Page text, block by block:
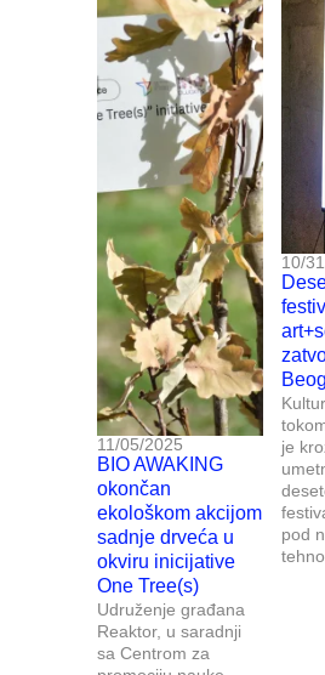
11/05/2025
BIO AWAKING
okončan
ekološkom akcijom
sadnje drveća u
okviru inicijative
One Tree(s)
Udruženje građana
Reaktor, u saradnji
sa Centrom za
10/
je
pod